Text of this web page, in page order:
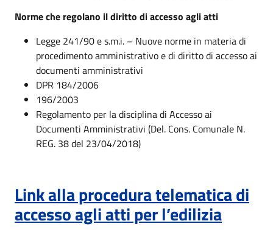
Norme che regolano il diritto di accesso agli atti
Legge 241/90 e s.m.i. – Nuove norme in materia di
procedimento amministrativo e di diritto di accesso ai
documenti amministrativi
DPR 184/2006
196/2003
Regolamento per la disciplina di Accesso ai
Documenti Amministrativi (Del. Cons. Comunale N.
REG. 38 del 23/04/2018)
Link alla procedura telematica di
accesso agli atti per l’edilizia